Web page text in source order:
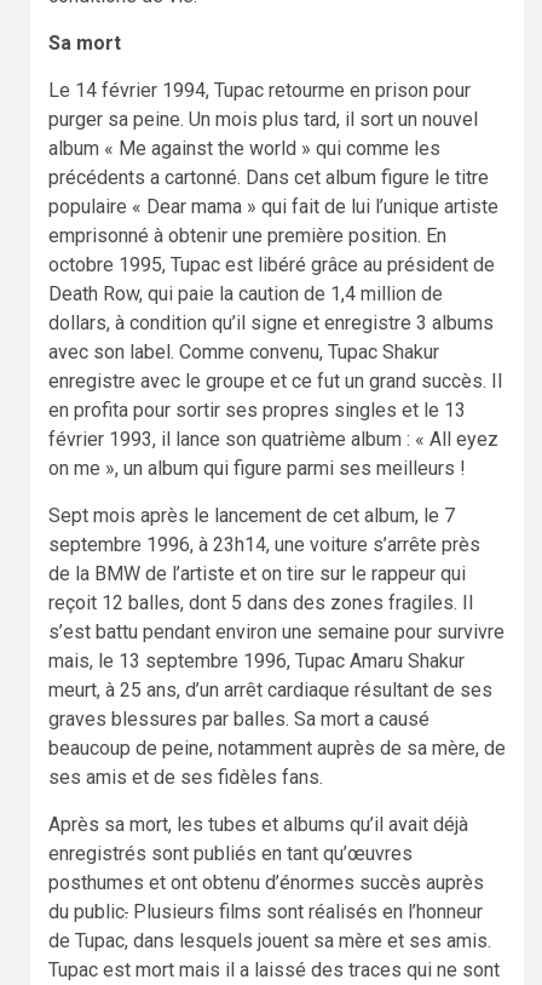
Sa mort
Le 14 février 1994, Tupac retourme en prison pour
purger sa peine. Un mois plus tard, il sort un nouvel
album « Me against the world » qui comme les
précédents a cartonné. Dans cet album figure le titre
populaire « Dear mama » qui fait de lui l’unique artiste
emprisonné à obtenir une première position. En
octobre 1995, Tupac est libéré grâce au président de
Death Row, qui paie la caution de 1,4 million de
dollars, à condition qu’il signe et enregistre 3 albums
avec son label. Comme convenu, Tupac Shakur
enregistre avec le groupe et ce fut un grand succès. Il
en profita pour sortir ses propres singles et le 13
février 1993, il lance son quatrième album : « All eyez
on me », un album qui figure parmi ses meilleurs !
Sept mois après le lancement de cet album, le 7
septembre 1996, à 23h14, une voiture s’arrête près
de la BMW de l’artiste et on tire sur le rappeur qui
reçoit 12 balles, dont 5 dans des zones fragiles. Il
s’est battu pendant environ une semaine pour survivre
mais, le 13 septembre 1996, Tupac Amaru Shakur
meurt, à 25 ans, d’un arrêt cardiaque résultant de ses
graves blessures par balles. Sa mort a causé
beaucoup de peine, notamment auprès de sa mère, de
ses amis et de ses fidèles fans.
Après sa mort, les tubes et albums qu’il avait déjà
enregistrés sont publiés en tant qu’œuvres
posthumes et ont obtenu d’énormes succès auprès
du public. Plusieurs films sont réalisés en l’honneur
de Tupac, dans lesquels jouent sa mère et ses amis.
Tupac est mort mais il a laissé des traces qui ne sont